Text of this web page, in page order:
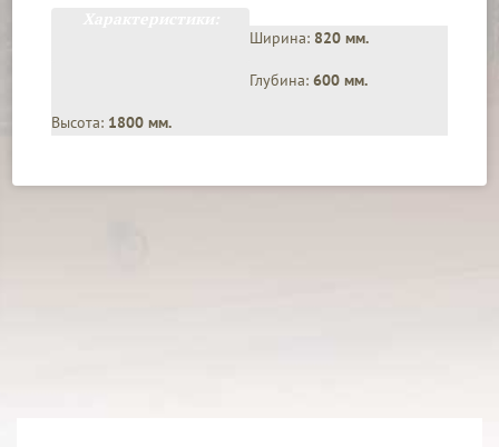
Ширина: 820 мм.
Глубина: 600 мм.
Высота: 1800 мм.